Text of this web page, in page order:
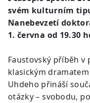
svém kulturním
Nanebevzetí
1. června od 19.30
Faustovský příběh v
klasickým
Uhdeho přináší
otázky – svobodu,